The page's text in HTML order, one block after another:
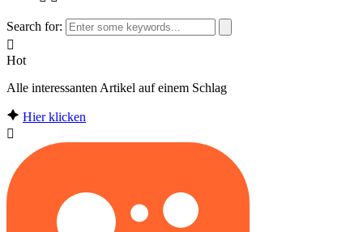
Search for:
Hot
Alle interessanten Artikel auf einem Schlag
Hier klicken